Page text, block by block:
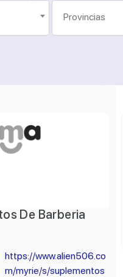
De Barberia
https://www.alien506.co
m/myrie/s/suplementos